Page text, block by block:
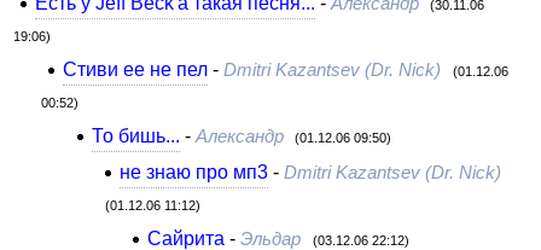
(30.11.06
19:06)
Стиви ее не пел -Dmitri Kazantsev (Dr. Nick) (01.12.06
00:52)
То бишь... - Александр (01.12.06 09:50)
не знаю про мп3- Dmitri Kazantsev (Dr. Nick)
(01.12.06 11:12)
Сайрита -Эльдар (03.12.06 22:12)